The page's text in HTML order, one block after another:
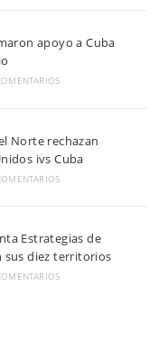
apoyo a Cuba
Norte rechazan
ivs Cuba
Estrategias de
sus diez territorios